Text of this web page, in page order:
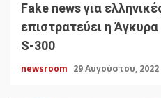
Fake news για
επιστρατεύει η Άγκυρα
S-300
newsroom 29 Αυγούστου, 2022